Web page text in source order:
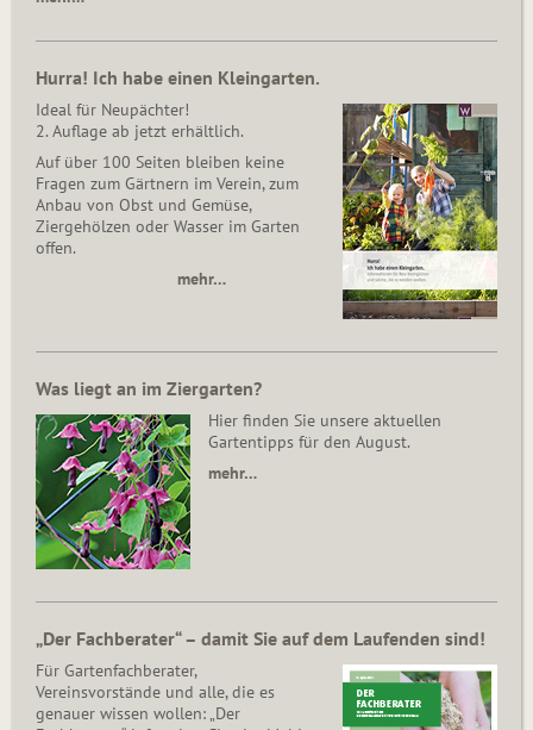
Hurra! Ich habe einen Kleingarten.
Ideal für Neupächter!
2. Auflage ab jetzt erhältlich.
Auf über 100 Seiten bleiben keine
Fragen zum Gärtnern im Verein, zum
Anbau von Obst und Gemüse,
Ziergehölzen oder Wasser im Garten
offen.
mehr…
Was liegt an im Ziergarten?
Hier finden Sie unsere aktuellen
Gartentipps für den August.
mehr…
„Der Fachberater“ – damit Sie auf dem Laufenden sind!
Für Gartenfachberater,
Vereinsvorstände und alle, die es
genauer wissen wollen: „Der